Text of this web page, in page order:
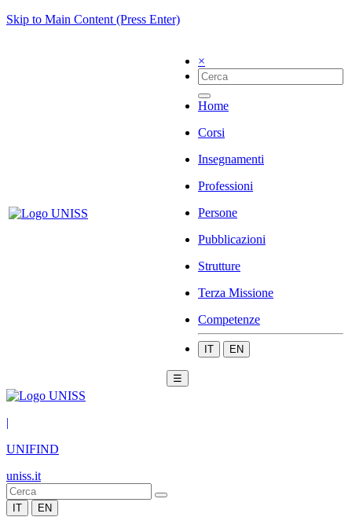
Skip to Main Content (Press Enter)
×
Home
Corsi
Insegnamenti
Professioni
Persone
Pubblicazioni
Strutture
Terza Missione
Competenze
IT EN
☰
|
UNIFIND
uniss.it
IT EN